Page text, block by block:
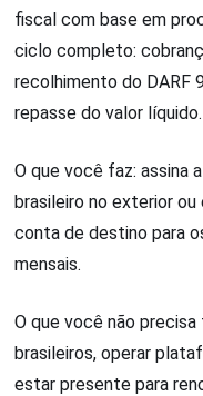
fiscal com base em
ciclo completo:
recolhimento do DARF
repasse do valor líquido.
O que você faz: assina
brasileiro no exterior
conta de destino para
mensais.
O que você não
brasileiros, operar
estar presente para